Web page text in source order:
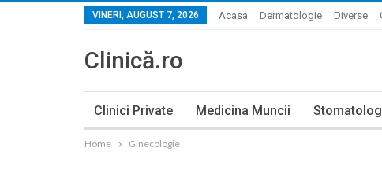
VINERI, AUGUST 7, 2026 Acasa Dermatologie Diverse
Clinică.ro
Clinici Private Medicina Muncii
Home Ginecologie